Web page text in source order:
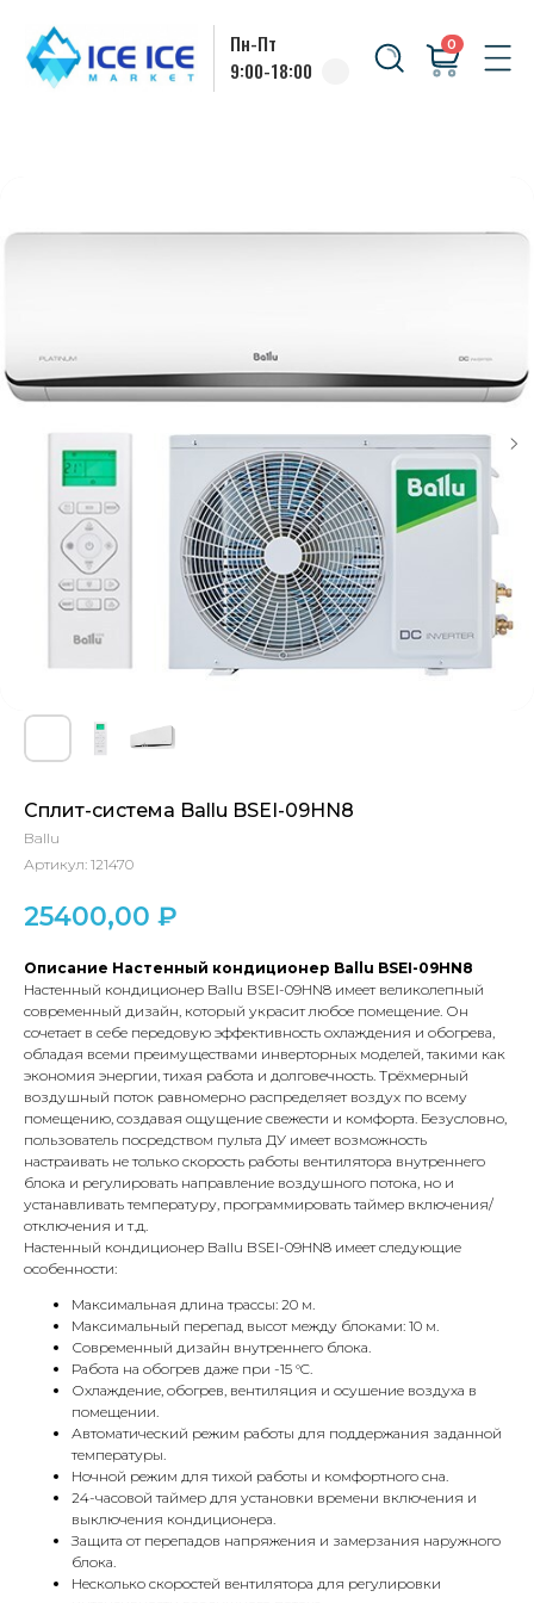
9:00-18:00
Сплит-система Ballu BSEI-09HN8
Ballu
Артикул: 121470
25400,00 ₽
Описание Настенный кондиционер Ballu BSEI-09HN8
Настенный кондиционер Ballu BSEI-09HN8 имеет великолепный
современный дизайн, который украсит любое помещение. Он
сочетает в себе передовую эффективность охлаждения и обогрева,
обладая всеми преимуществами инверторных моделей, такими как
экономия энергии, тихая работа и долговечность. Трёхмерный
воздушный поток равномерно распределяет воздух по всему
помещению, создавая ощущение свежести и комфорта. Безусловно,
пользователь посредством пульта ДУ имеет возможность
настраивать не только скорость работы вентилятора внутреннего
блока и регулировать направление воздушного потока, но и
устанавливать температуру, программировать таймер включения/
отключения и т.д.
Настенный кондиционер Ballu BSEI-09HN8 имеет следующие
особенности:
Максимальная длина трассы: 20 м.
Максимальный перепад высот между блоками: 10 м.
Современный дизайн внутреннего блока.
Работа на обогрев даже при -15 °C.
Охлаждение, обогрев, вентиляция и осушение воздуха в
помещении.
Автоматический режим работы для поддержания заданной
температуры.
Ночной режим для тихой работы и комфортного сна.
24-часовой таймер для установки времени включения и
выключения кондиционера.
Защита от перепадов напряжения и замерзания наружного
блока.
Несколько скоростей вентилятора для регулировки
Г.Москва Волоколамское шоссе,
71/22к2
Пн-вс с 9:00 до 18:00
КОНТАКТЫ